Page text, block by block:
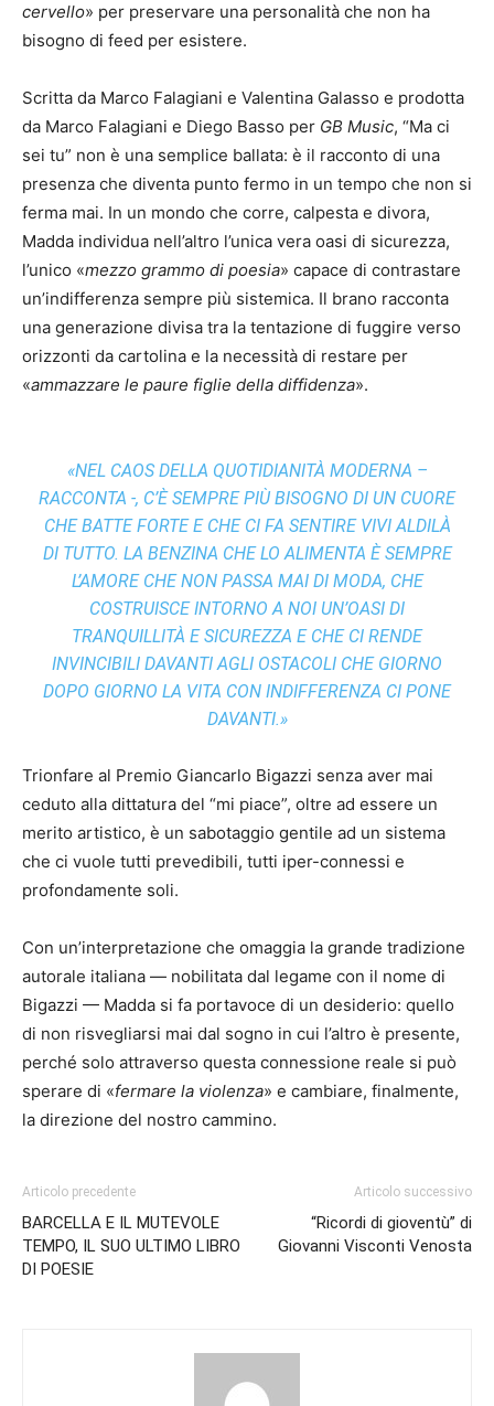
cervello» per preservare una personalità che non ha
bisogno di feed per esistere.
Scritta da Marco Falagiani e Valentina Galasso e prodotta
da Marco Falagiani e Diego Basso per GB Music, “Ma ci
sei tu” non è una semplice ballata: è il racconto di una
presenza che diventa punto fermo in un tempo che non si
ferma mai. In un mondo che corre, calpesta e divora,
Madda individua nell’altro l’unica vera oasi di sicurezza,
l’unico «mezzo grammo di poesia» capace di contrastare
un’indifferenza sempre più sistemica. Il brano racconta
una generazione divisa tra la tentazione di fuggire verso
orizzonti da cartolina e la necessità di restare per
«ammazzare le paure figlie della diffidenza».
«NEL CAOS DELLA QUOTIDIANITÀ MODERNA –
RACCONTA -, C’È SEMPRE PIÙ BISOGNO DI UN CUORE
CHE BATTE FORTE E CHE CI FA SENTIRE VIVI ALDILÀ
DI TUTTO. LA BENZINA CHE LO ALIMENTA È SEMPRE
L’AMORE CHE NON PASSA MAI DI MODA, CHE
COSTRUISCE INTORNO A NOI UN’OASI DI
TRANQUILLITÀ E SICUREZZA E CHE CI RENDE
INVINCIBILI DAVANTI AGLI OSTACOLI CHE GIORNO
DOPO GIORNO LA VITA CON INDIFFERENZA CI PONE
DAVANTI.»
Trionfare al Premio Giancarlo Bigazzi senza aver mai
ceduto alla dittatura del “mi piace”, oltre ad essere un
merito artistico, è un sabotaggio gentile ad un sistema
che ci vuole tutti prevedibili, tutti iper-connessi e
profondamente soli.
Con un’interpretazione che omaggia la grande tradizione
autorale italiana — nobilitata dal legame con il nome di
Bigazzi — Madda si fa portavoce di un desiderio: quello
di non risvegliarsi mai dal sogno in cui l’altro è presente,
perché solo attraverso questa connessione reale si può
sperare di «fermare la violenza» e cambiare, finalmente,
la direzione del nostro cammino.
Articolo precedente
BARCELLA E IL MUTEVOLE
TEMPO, IL SUO ULTIMO LIBRO
DI POESIE
Articolo successivo
“Ricordi di gioventù” di
Giovanni Visconti Venosta